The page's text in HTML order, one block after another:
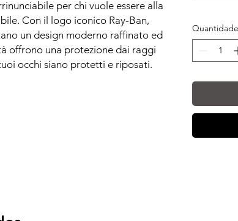
per chi vuole essere alla
Con il logo iconico Ray-Ban,
un design moderno raffinato ed
offrono una protezione dai raggi
occhi siano protetti e riposati.
Quantidade